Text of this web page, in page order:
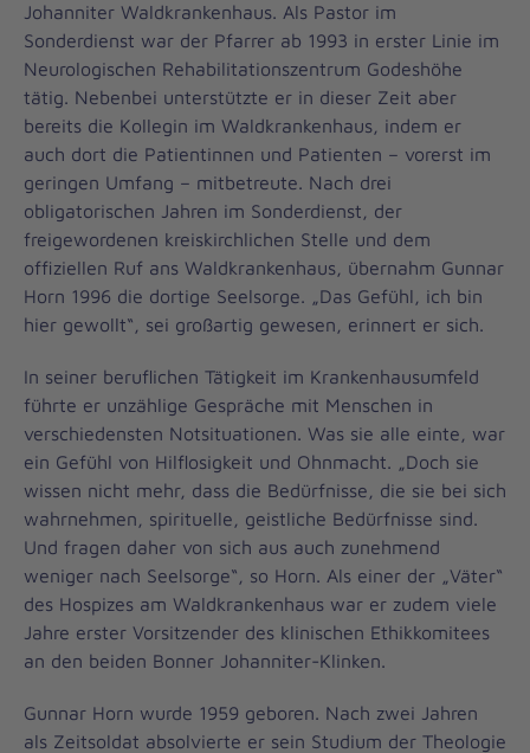
Johanniter Waldkrankenhaus. Als Pastor im
Sonderdienst war der Pfarrer ab 1993 in erster Linie im
Neurologischen Rehabilitationszentrum Godeshöhe
tätig. Nebenbei unterstützte er in dieser Zeit aber
bereits die Kollegin im Waldkrankenhaus, indem er
auch dort die Patientinnen und Patienten – vorerst im
geringen Umfang – mitbetreute. Nach drei
obligatorischen Jahren im Sonderdienst, der
freigewordenen kreiskirchlichen Stelle und dem
offiziellen Ruf ans Waldkrankenhaus, übernahm Gunnar
Horn 1996 die dortige Seelsorge. „Das Gefühl, ich bin
hier gewollt“, sei großartig gewesen, erinnert er sich.
In seiner beruflichen Tätigkeit im Krankenhausumfeld
führte er unzählige Gespräche mit Menschen in
verschiedensten Notsituationen. Was sie alle einte, war
ein Gefühl von Hilflosigkeit und Ohnmacht. „Doch sie
wissen nicht mehr, dass die Bedürfnisse, die sie bei sich
wahrnehmen, spirituelle, geistliche Bedürfnisse sind.
Und fragen daher von sich aus auch zunehmend
weniger nach Seelsorge“, so Horn. Als einer der „Väter“
des Hospizes am Waldkrankenhaus war er zudem viele
Jahre erster Vorsitzender des klinischen Ethikkomitees
an den beiden Bonner Johanniter-Klinken.
Gunnar Horn wurde 1959 geboren. Nach zwei Jahren
als Zeitsoldat absolvierte er sein Studium der Theologie